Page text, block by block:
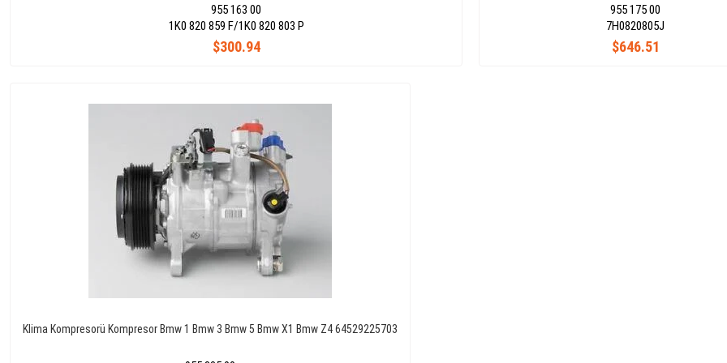
955 163 00
$300.94
1K0 820 859 F/1K0 820 803 P
955 175 00
$646.51
7H0820805J
Klima Kompresorü Kompresor Bmw 1 Bmw 3 Bmw 5 Bmw X1 Bmw Z4 64529225703